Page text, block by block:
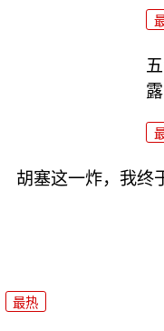
胡塞这一炸，我终
最热